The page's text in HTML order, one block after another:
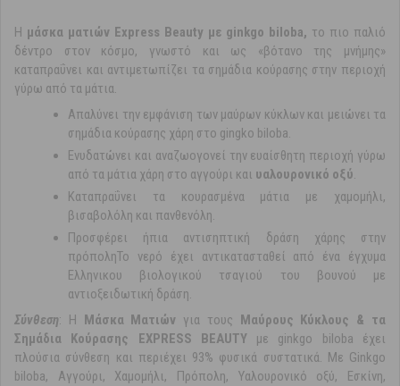
H μάσκα ματιών Express Beauty με ginkgο bilοba, το πιο παλιό
δέντρο στον κόσμο, γνωστό και ως «βότανο της μνήμης»
καταπραΰνει και αντιμετωπίζει τα σημάδια κούρασης στην περιοχή
γύρω από τα μάτια.
Απαλύνει την εμφάνιση των μαύρων κύκλων και μειώνει τα
σημάδια κούρασης χάρη στο gingko biloba.
Ενυδατώνει και αναζωογονεί την ευαίσθητη περιοχή γύρω
από τα μάτια χάρη στο αγγούρι και υαλουρονικό οξύ.
Καταπραΰνει τα κουρασμένα μάτια με χαμομήλι,
βισαβολόλη και πανθενόλη.
Προσφέρει ήπια αντισηπτική δράση χάρης στην
πρόποληΤο νερό έχει αντικατασταθεί από ένα έγχυμα
Ελληνικου βιολογικού τσαγιού του βουνού με
αντιοξειδωτική δράση.
Σύvθεση: Η Μάσκα Ματιών για τους Μαύρους Κύκλους & τα
Σημάδια Κούρασης EXPRESS BEAUTYμε ginkgo biloba έχει
πλούσια σύνθεση και περιέχει 93% φυσικά συστατικά. Με Ginkgo
biloba, Αγγούρι, Χαμομήλι, Πρόπολη, Υαλουρονικό οξύ, Εσκίνη,